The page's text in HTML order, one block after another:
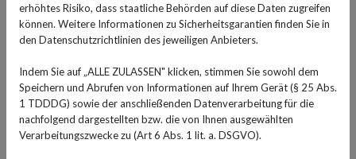
Wirkstoffe stark weiterentwickelt. Man unterscheidet
heute primär zwischen der ersten und der zweiten
Generation. Dieser Unterschied ist entscheidend dafür,
ob Sie Ihren Alltag wie gewohnt bestreiten können oder
sich am liebsten direkt ins Bett legen würden.
Antihistaminika der 1.
erhöhtes Risiko, dass staatliche Behörden auf diese Daten zugreifen
können. Weitere Informationen zu Sicherheitsgarantien finden Sie in
den Datenschutzrichtlinien des jeweiligen Anbieters.
Indem Sie auf „ALLE ZULASSEN" klicken, stimmen Sie sowohl dem
Speichern und Abrufen von Informationen auf Ihrem Gerät (§ 25 Abs.
1 TDDDG) sowie der anschließenden Datenverarbeitung für die
nachfolgend dargestellten bzw. die von Ihnen ausgewählten
Verarbeitungszwecke zu (Art 6 Abs. 1 lit. a. DSGVO).